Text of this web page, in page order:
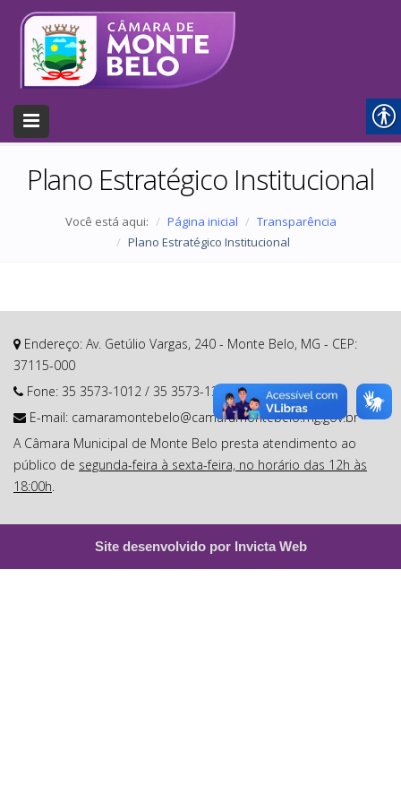
Plano Estratégico Institucional
Você está aqui: Página inicial
Transparência
Plano Estratégico Institucional
Endereço: Av. Getúlio Vargas, 240 - Monte Belo, MG - CEP:
37115-000
Fone: 35 3573-1012 / 35 3573-1377
E-mail: camaramontebelo@camaramontebelo.mg.gov.br
A Câmara Municipal de Monte Belo presta atendimento ao
público de segunda-feira à sexta-feira, no horário das 12h às
18:00h.
Site desenvolvido por Invicta Web